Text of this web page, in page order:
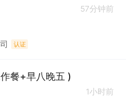
57分钟前
认证
餐+早八晚五 )
1小时前